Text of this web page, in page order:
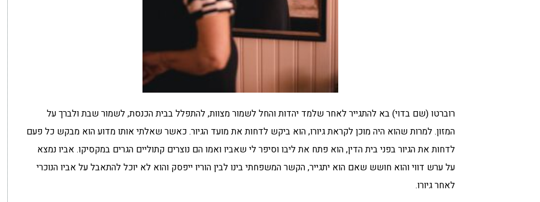
רוברטו (שם בדוי) בא להתגייר לאחר שלמד יהדות והחל לשמור מצוות, להתפלל בבית הכנסת, לשמור שבת ולברך על
המזון. למרות שהוא היה מוכן לקראת גיורו, הוא ביקש לדחות את מועד הגיור. כאשר שאלתי אותו מדוע הוא מבקש כל פעם
לדחות את הגיור בפני בית הדין, הוא פתח את ליבו וסיפר לי שאביו ואמו הם נוצרים קתוליים הגרים במקסיקו. אביו נמצא
על ערש דווי והוא חושש שאם הוא יתגייר, הקשר המשפחתי בינו לבין הוריו ייפסק והוא לא יוכל להתאבל על אביו הנוכרי
לאחר גיורו.